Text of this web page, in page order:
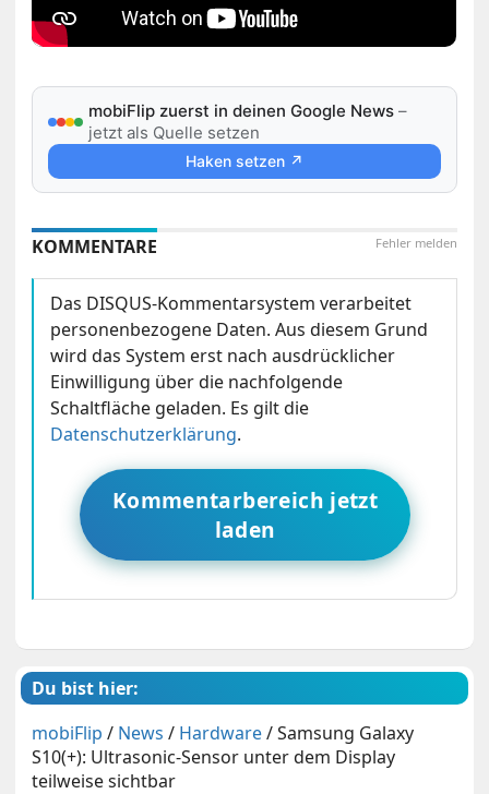
mobiFlip zuerst in deinen Google News –
jetzt als Quelle setzen
Haken setzen ↗
Fehler melden
KOMMENTARE
Das DISQUS-Kommentarsystem verarbeitet
personenbezogene Daten. Aus diesem Grund
wird das System erst nach ausdrücklicher
Einwilligung über die nachfolgende
Schaltfläche geladen. Es gilt die
Datenschutzerklärung.
Kommentarbereich jetzt
laden
Du bist hier:
mobiFlip / News / Hardware/Samsung Galaxy
S10(+): Ultrasonic-Sensor unter dem Display
teilweise sichtbar